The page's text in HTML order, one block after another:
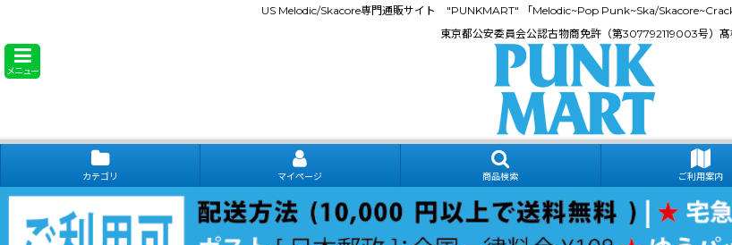
US Melodic/Skacore専門通販サイト "PUNKMART" 「Melodic~Pop Punk~Ska/Skacore~Crack
東京都公安委員会公認古物商免許（第307792119003号）髙
メニュー
カテゴリ マイページ 商品検索 ご利用案内